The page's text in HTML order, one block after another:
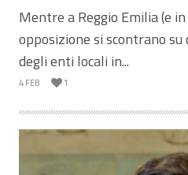
Mentre a Reggio Emilia (e
opposizione si scontrano
degli enti locali in...
4 FEB 1